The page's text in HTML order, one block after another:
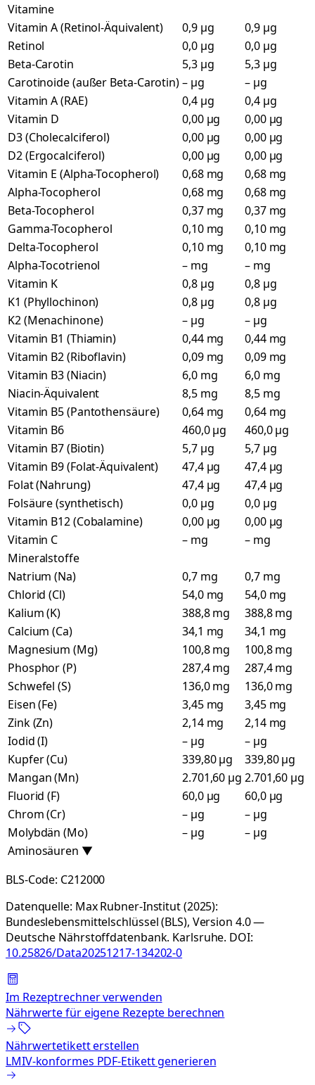
Vitamine
Vitamin A (Retinol-Äquivalent)
0,9 µg
0,9 µg
Retinol
0,0 µg
0,0 µg
Beta-Carotin
5,3 µg
5,3 µg
Carotinoide (außer Beta-Carotin)– µg
– µg
Vitamin A (RAE)
0,4 µg
0,4 µg
Vitamin D
0,00 µg
0,00 µg
D3 (Cholecalciferol)
0,00 µg
0,00 µg
D2 (Ergocalciferol)
0,00 µg
0,00 µg
Vitamin E (Alpha-Tocopherol)
0,68 mg
0,68 mg
Alpha-Tocopherol
0,68 mg
0,68 mg
Beta-Tocopherol
0,37 mg
0,37 mg
Gamma-Tocopherol
0,10 mg
0,10 mg
Delta-Tocopherol
0,10 mg
0,10 mg
Alpha-Tocotrienol
– mg
– mg
Vitamin K
0,8 µg
0,8 µg
K1 (Phyllochinon)
0,8 µg
0,8 µg
K2 (Menachinone)
– µg
– µg
Vitamin B1 (Thiamin)
0,44 mg
0,44 mg
Vitamin B2 (Riboflavin)
0,09 mg
0,09 mg
Vitamin B3 (Niacin)
6,0 mg
6,0 mg
Niacin-Äquivalent
8,5 mg
8,5 mg
Vitamin B5 (Pantothensäure)
0,64 mg
0,64 mg
Vitamin B6
460,0 µg
460,0 µg
Vitamin B7 (Biotin)
5,7 µg
5,7 µg
Vitamin B9 (Folat-Äquivalent)
47,4 µg
47,4 µg
Folat (Nahrung)
47,4 µg
47,4 µg
Folsäure (synthetisch)
0,0 µg
0,0 µg
Vitamin B12 (Cobalamine)
0,00 µg
0,00 µg
Vitamin C
– mg
– mg
Mineralstoffe
Natrium (Na)
0,7 mg
0,7 mg
Chlorid (Cl)
54,0 mg
54,0 mg
Kalium (K)
388,8 mg
388,8 mg
Calcium (Ca)
34,1 mg
34,1 mg
Magnesium (Mg)
100,8 mg
100,8 mg
Phosphor (P)
287,4 mg
287,4 mg
Schwefel (S)
136,0 mg
136,0 mg
Eisen (Fe)
3,45 mg
3,45 mg
Zink (Zn)
2,14 mg
2,14 mg
Iodid (I)
– µg
– µg
Kupfer (Cu)
339,80 µg
339,80 µg
Mangan (Mn)
2.701,60 µg 2.701,60 µg
Fluorid (F)
60,0 µg
60,0 µg
Chrom (Cr)
– µg
– µg
Molybdän (Mo)
– µg
– µg
Aminosäuren ▼
BLS-Code: C212000
Datenquelle: Max Rubner-Institut (2025):
Bundeslebensmittelschlüssel (BLS), Version 4.0 —
Deutsche Nährstoffdatenbank. Karlsruhe. DOI:
10.25826/Data20251217-134202-0
Im Rezeptrechner verwenden
Nährwerte für eigene Rezepte berechnen
Nährwertetikett erstellen
LMIV-konformes PDF-Etikett generieren